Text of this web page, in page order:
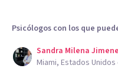
Psicólogos con los que
Sandra Milena
Miami, Estados